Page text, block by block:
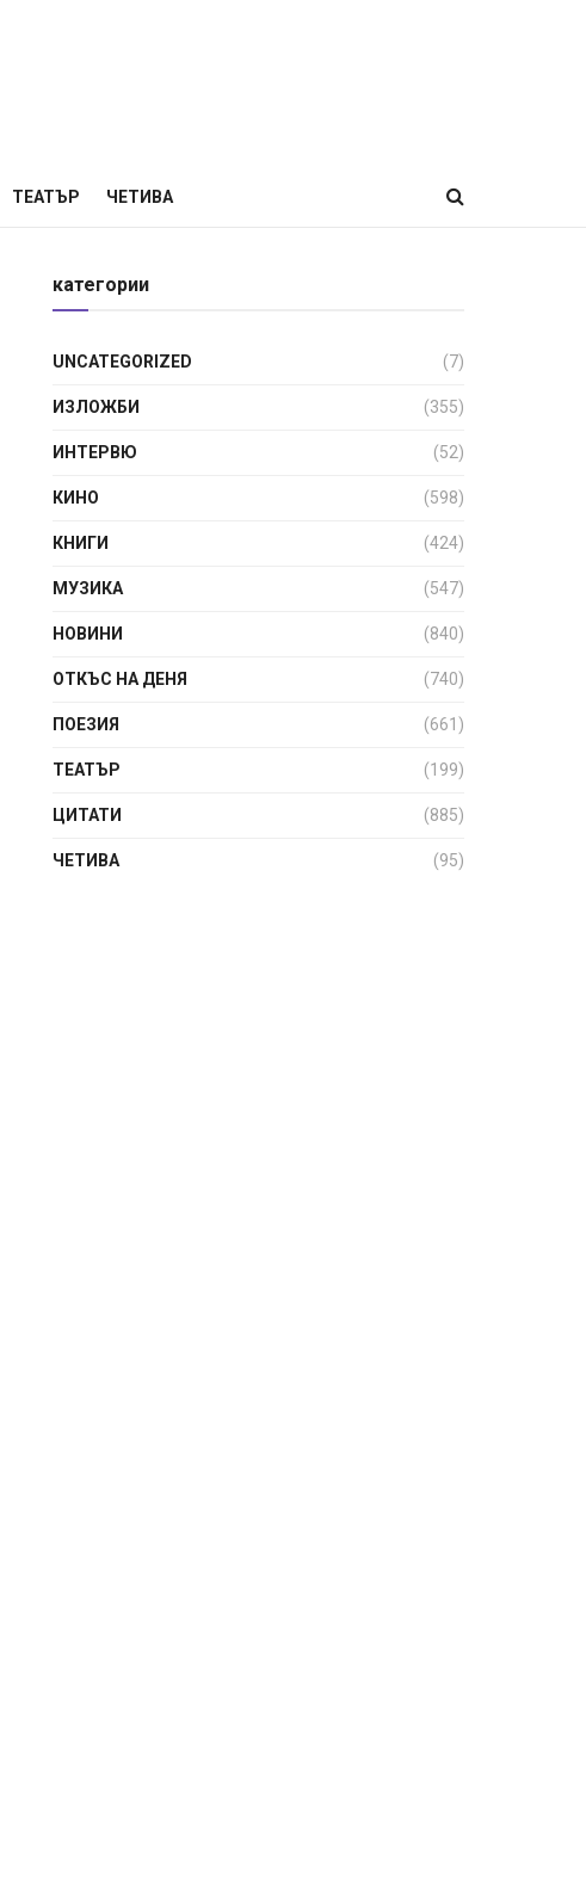
ТЕАТЪР ЧЕТИВА
категории
UNCATEGORIZED (7)
ИЗЛОЖБИ (355)
ИНТЕРВЮ (52)
КИНО (598)
КНИГИ (424)
МУЗИКА (547)
НОВИНИ (840)
ОТКЪС НА ДЕНЯ (740)
ПОЕЗИЯ (661)
ТЕАТЪР (199)
ЦИТАТИ (885)
ЧЕТИВА (95)